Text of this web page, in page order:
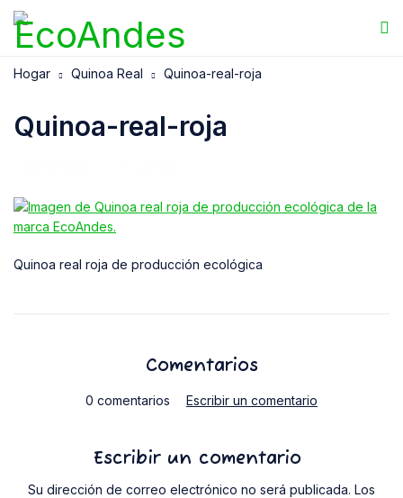
Hogar Quinoa Real Quinoa-real-roja
Quinoa-real-roja
Quinoa real roja de producción ecológica
Comentarios
0 comentarios Escribir un comentario
Escribir un comentario
Su dirección de correo electrónico no será publicada. Los